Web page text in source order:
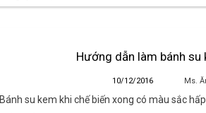
Hướng dẫn làm bánh su
10/12/2016 Ms.
Bánh su kem khi chế biến xong có màu sắc